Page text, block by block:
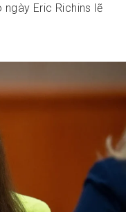
Eric Richins lẽ